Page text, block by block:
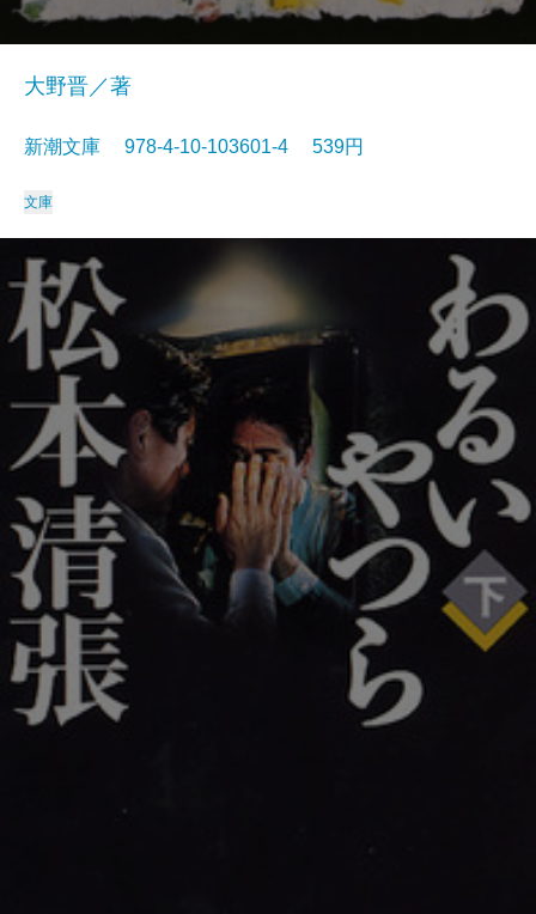
大野晋／著
新潮文庫 978-4-10-103601-4 539円
文庫